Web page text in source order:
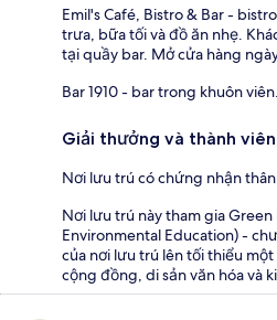
Emil's Café, Bistro & Bar -
trưa, bữa tối và đồ ăn nhẹ.
tại quầy bar. Mở cửa hàng
Bar 1910 - bar trong khuôn
Giải thưởng và thành viên
Nơi lưu trú có chứng nhận
Nơi lưu trú này tham gia
Environmental Education) -
của nơi lưu trú lên tối thiểu
cộng đồng, di sản văn hóa và